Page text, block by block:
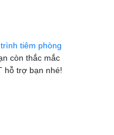
tiêm phòng
còn thắc mắc
hỗ trợ bạn nhé!